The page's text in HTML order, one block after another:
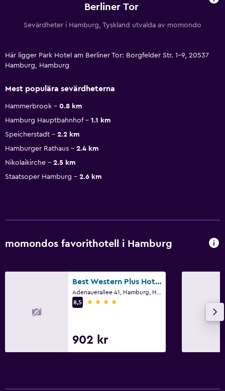
Berliner Tor
Sevärdheter i Hamburg, Tyskland utvalda av momondo
Här ligger Park Hotel am Berliner Tor: Borgfelder Str. 1-9, 20537
Hamburg, Hamburg
Mest populära sevärdheterna
Hammerbrook
0.8 km
Hamburg Hauptbahnhof
1.1 km
Speicherstadt
2.2 km
Hamburger Rathaus
2.4 km
Nikolaikirche
2.5 km
Staatsoper Hamburg
2.6 km
momondos favorithotell i Hamburg
Best Western Plus Hotel St. Raphael
8,5
4 stjärnor
902 kr